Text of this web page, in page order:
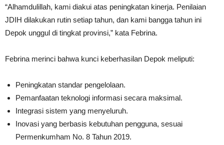
“Alhamdulillah, kami diakui atas peningkatan kinerja. Penilaian
JDIH dilakukan rutin setiap tahun, dan kami bangga tahun ini
Depok unggul di tingkat provinsi,” kata Febrina.
Febrina merinci bahwa kunci keberhasilan Depok meliputi:
Peningkatan standar pengelolaan.
Pemanfaatan teknologi informasi secara maksimal.
Integrasi sistem yang menyeluruh.
Inovasi yang berbasis kebutuhan pengguna, sesuai
Permenkumham No. 8 Tahun 2019.